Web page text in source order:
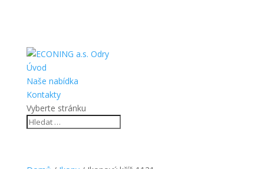
Úvod
Naše nabídka
Kontakty
Vyberte stránku